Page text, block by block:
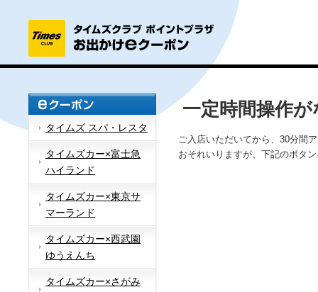
タイムズ スパ・レスタ
タイムズカー×富士急
ハイランド
タイムズカー×東京サ
マーランド
タイムズカー×西武園
ゆうえんち
タイムズカー×さがみ
一定時間操作
ご入店いただいてから、30分間
おそれいりますが、下記のボタ